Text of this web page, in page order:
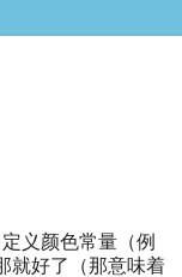
义颜色常量（例
就好了（那意味着